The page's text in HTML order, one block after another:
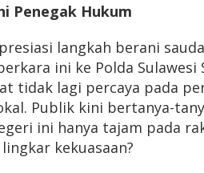
Penegak Hukum
langkah berani
ini ke Polda
tidak lagi percaya pada
Publik kini bertanya-
ini hanya tajam pada
kekuasaan?